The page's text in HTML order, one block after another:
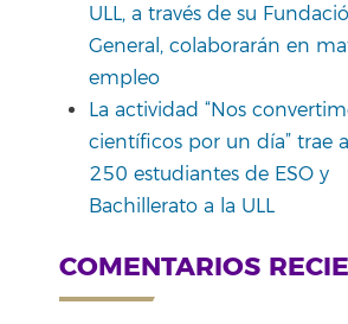
ULL, a través de su
General, colaborarán en
empleo
La actividad “Nos
científicos por un día” trae
250 estudiantes de ESO y
Bachillerato a la ULL
COMENTARIOS